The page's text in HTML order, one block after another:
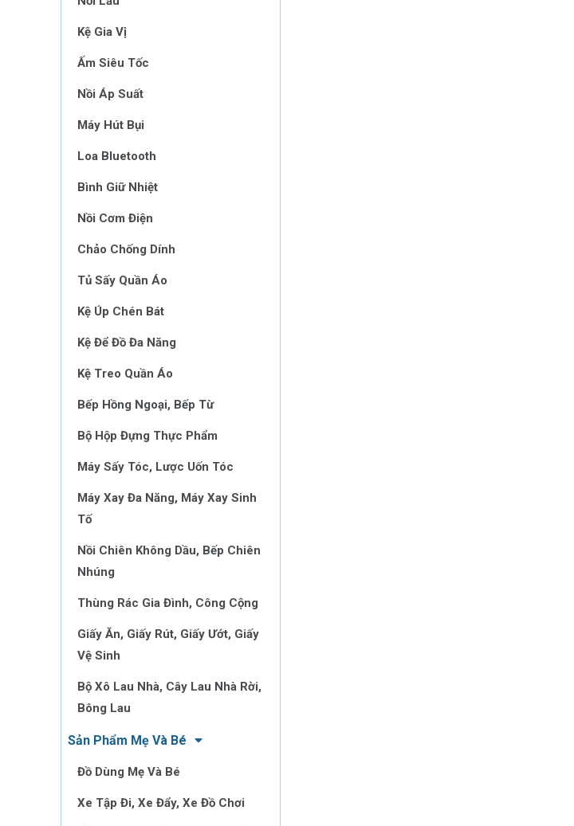
Kệ Gia Vị
Ấm Siêu Tốc
Nồi Áp Suất
Máy Hút Bụi
Loa Bluetooth
Bình Giữ Nhiệt
Nồi Cơm Điện
Chảo Chống Dính
Tủ Sấy Quần Áo
Kệ Úp Chén Bát
Kệ Để Đồ Đa Năng
Kệ Treo Quần Áo
Bếp Hồng Ngoại, Bếp Từ
Bộ Hộp Đựng Thực Phẩm
Máy Sấy Tóc, Lược Uốn Tóc
Máy Xay Đa Năng, Máy Xay Sinh
Tố
Nồi Chiên Không Dầu, Bếp Chiên
Nhúng
Thùng Rác Gia Đình, Công Cộng
Giấy Ăn, Giấy Rút, Giấy Ướt, Giấy
Vệ Sinh
Bộ Xô Lau Nhà, Cây Lau Nhà Rời,
Bông Lau
Sản Phẩm Mẹ Và Bé
Đồ Dùng Mẹ Và Bé
Xe Tập Đi, Xe Đẩy, Xe Đồ Chơi